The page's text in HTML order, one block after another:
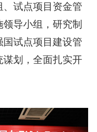
试点项目资金管
导小组，研究制
试点项目建设管
划，全面扎实开